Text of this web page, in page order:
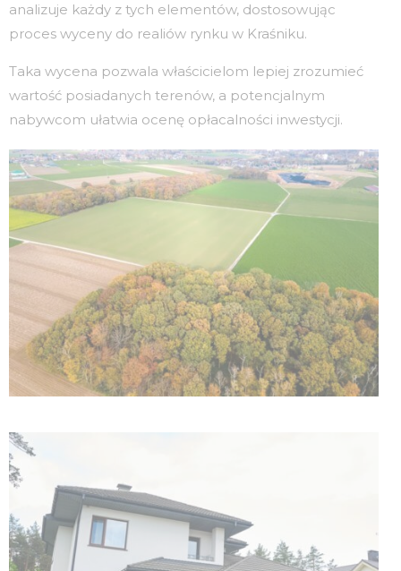
analizuje każdy z tych elementów, dostosowując
proces wyceny do realiów rynku w Kraśniku.
Taka wycena pozwala właścicielom lepiej zrozumieć
wartość posiadanych terenów, a potencjalnym
nabywcom ułatwia ocenę opłacalności inwestycji.